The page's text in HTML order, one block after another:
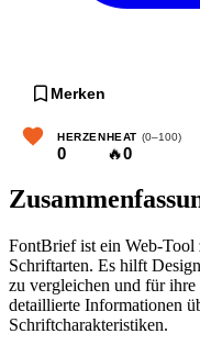
Merken
HERZEN
0
HEAT (0–100)
🔥0
FontBrief ist ein Web-
Schriftarten. Es hilft
zu vergleichen und für
detaillierte Informationen
Schriftcharakteristiken.